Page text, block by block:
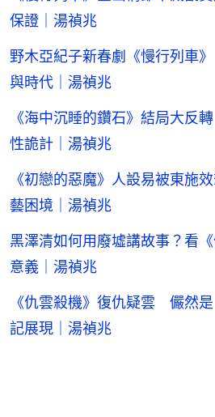
保證｜湯禎兆
野木亞紀子新春劇《慢行列車
與時代｜湯禎兆
《海中沉睡的鑽石》結局大反
性詭計｜湯禎兆
《初戀的惡魔》人設易被東施
藝困境｜湯禎兆
黑澤清如何用廢墟講故事？看
意義｜湯禎兆
《仇雲殺機》復仇疑雲 儼然
記展現｜湯禎兆